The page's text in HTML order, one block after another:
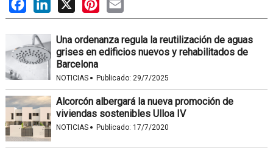
Una ordenanza regula la reutilización de aguas
grises en edificios nuevos y rehabilitados de
Barcelona
NOTICIAS · Publicado: 29/7/2025
Alcorcón albergará la nueva promoción de
viviendas sostenibles Ulloa IV
NOTICIAS · Publicado: 17/7/2020